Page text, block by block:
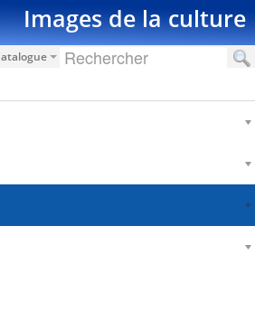
Images de la culture